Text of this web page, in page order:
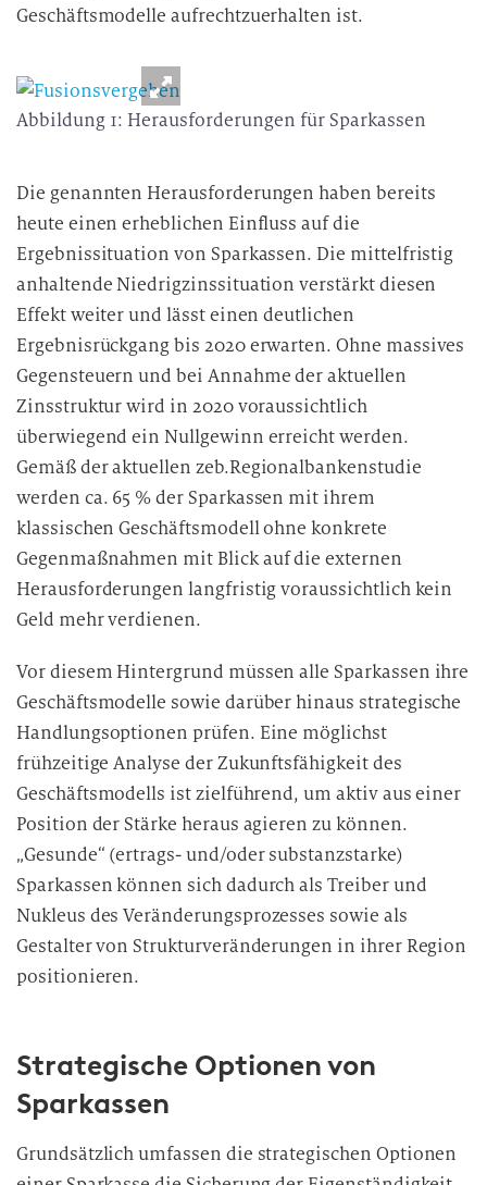
Geschäftsmodelle aufrechtzuerhalten ist.
Abbildung 1: Herausforderungen für Sparkassen
Die genannten Herausforderungen haben bereits
heute einen erheblichen Einfluss auf die
Ergebnissituation von Sparkassen. Die mittelfristig
anhaltende Niedrigzinssituation verstärkt diesen
Effekt weiter und lässt einen deutlichen
Ergebnisrückgang bis 2020 erwarten. Ohne massives
Gegensteuern und bei Annahme der aktuellen
Zinsstruktur wird in 2020 voraussichtlich
überwiegend ein Nullgewinn erreicht werden.
Gemäß der aktuellen zeb.Regionalbankenstudie
werden ca. 65 % der Sparkassen mit ihrem
klassischen Geschäftsmodell ohne konkrete
Gegenmaßnahmen mit Blick auf die externen
Herausforderungen langfristig voraussichtlich kein
Geld mehr verdienen.
Vor diesem Hintergrund müssen alle Sparkassen ihre
Geschäftsmodelle sowie darüber hinaus strategische
Handlungsoptionen prüfen. Eine möglichst
frühzeitige Analyse der Zukunftsfähigkeit des
Geschäftsmodells ist zielführend, um aktiv aus einer
Position der Stärke heraus agieren zu können.
„Gesunde“ (ertrags- und/oder substanzstarke)
Sparkassen können sich dadurch als Treiber und
Nukleus des Veränderungsprozesses sowie als
Gestalter von Strukturveränderungen in ihrer Region
positionieren.
Strategische Optionen von
Sparkassen
Grundsätzlich umfassen die strategischen Optionen